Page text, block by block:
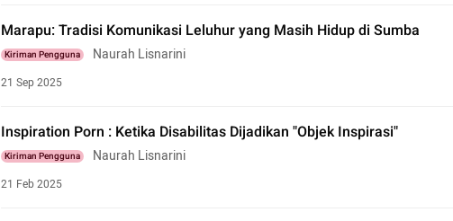
Marapu: Tradisi Komunikasi Leluhur yang Masih Hidup di Sumba
Kiriman Pengguna Naurah Lisnarini
21 Sep 2025
Inspiration Porn : Ketika Disabilitas Dijadikan "Objek Inspirasi"
Kiriman Pengguna Naurah Lisnarini
21 Feb 2025